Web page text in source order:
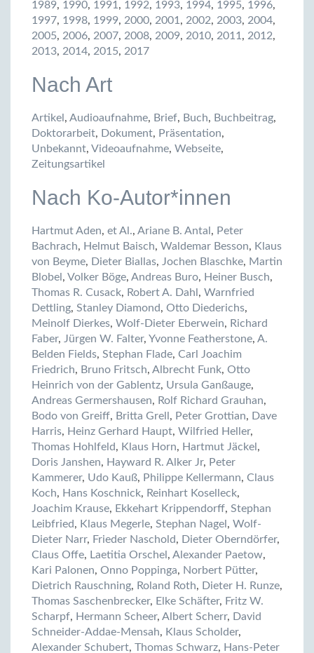
1989, 1990, 1991, 1992, 1993, 1994, 1995, 1996,
1997, 1998, 1999, 2000, 2001, 2002, 2003, 2004,
2005, 2006, 2007, 2008, 2009, 2010, 2011, 2012,
2013, 2014, 2015, 2017
Nach Art
Artikel , Audioaufnahme, Brief, Buch, Buchbeitrag,
Doktorarbeit, Dokument, Präsentation,
Unbekannt, Videoaufnahme, Webseite,
Zeitungsartikel
Nach Ko-Autor*innen
Hartmut Aden, et Al., Ariane B. Antal , Peter
Bachrach, Helmut Baisch, Waldemar Besson, Klaus
von Beyme, Dieter Biallas, Jochen Blaschke, Martin
Blobel , Volker Böge, Andreas Buro, Heiner Busch,
Thomas R. Cusack, Robert A. Dahl , Warnfried
Dettling, Stanley Diamond, Otto Diederichs,
Meinolf Dierkes, Wolf-Dieter Eberwein, Richard
Faber, Jürgen W. Falter, Yvonne Featherstone, A.
Belden Fields, Stephan Flade, Carl Joachim
Friedrich, Bruno Fritsch, Albrecht Funk, Otto
Heinrich von der Gablentz, Ursula Ganßauge,
Andreas Germershausen, Rolf Richard Grauhan,
Bodo von Greiff, Britta Grell , Peter Grottian, Dave
Harris, Heinz Gerhard Haupt, Wilfried Heller,
Thomas Hohlfeld, Klaus Horn, Hartmut Jäckel ,
Doris Janshen, Hayward R. Alker Jr, Peter
Kammerer, Udo Kauß, Philippe Kellermann, Claus
Koch, Hans Koschnick, Reinhart Koselleck,
Joachim Krause, Ekkehart Krippendorff, Stephan
Leibfried, Klaus Megerle, Stephan Nagel , Wolf-
Dieter Narr, Frieder Naschold, Dieter Oberndörfer,
Claus Offe, Laetitia Orschel , Alexander Paetow,
Kari Palonen, Onno Poppinga, Norbert Pütter,
Dietrich Rauschning, Roland Roth, Dieter H. Runze,
Thomas Saschenbrecker, Elke Schäfter, Fritz W.
Scharpf, Hermann Scheer, Albert Scherr, David
Schneider-Addae-Mensah, Klaus Scholder,
Alexander Schubert, Thomas Schwarz, Hans-Peter